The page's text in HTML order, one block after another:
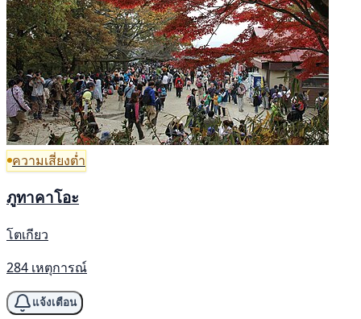
ความเสี่ยงต่ำ
ภูทาคาโอะ
โตเกียว
284 เหตุการณ์
แจ้งเตือน